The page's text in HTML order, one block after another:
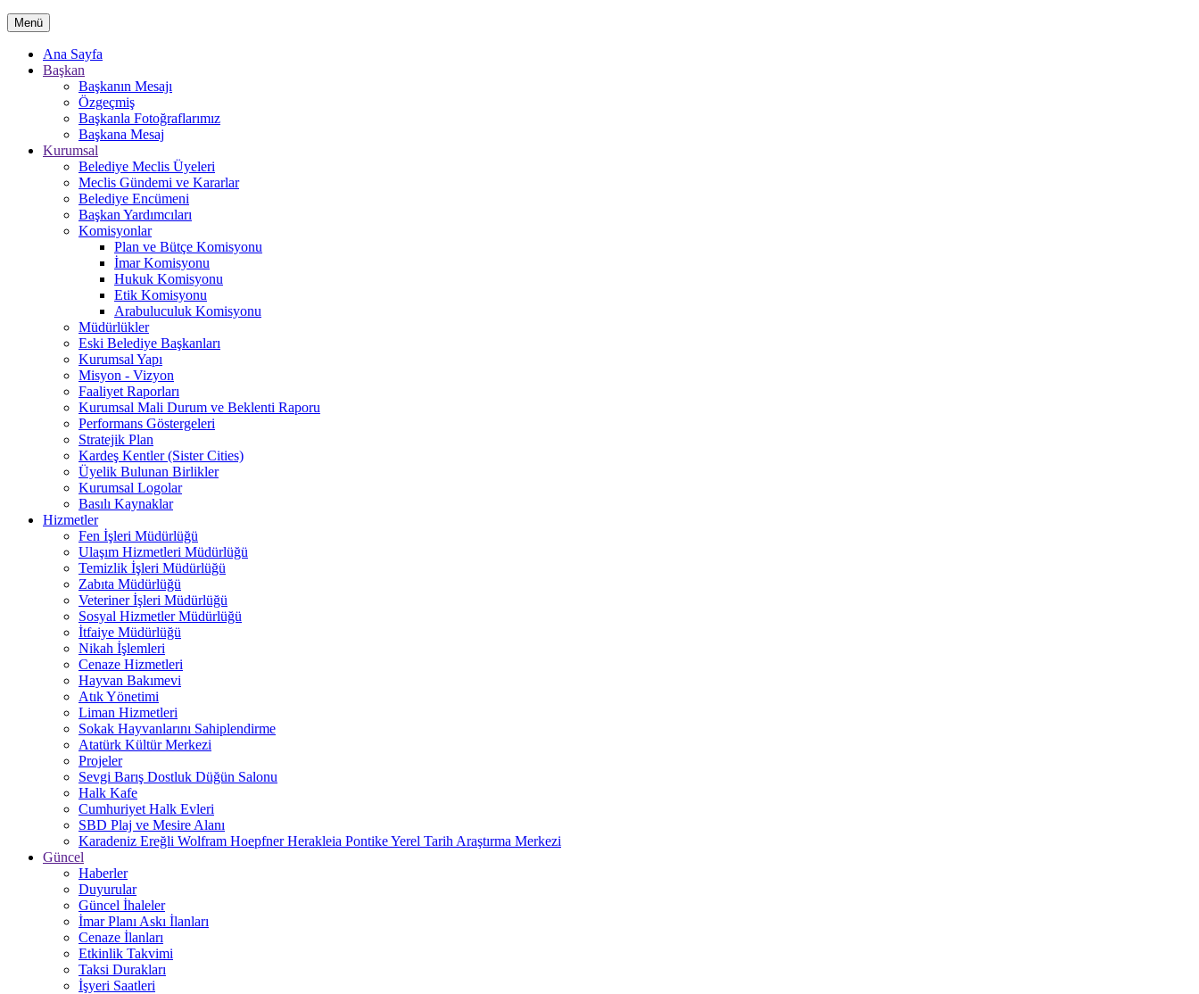
Menü
Ana Sayfa
Başkan
Başkanın Mesajı
Özgeçmiş
Başkanla Fotoğraflarımız
Başkana Mesaj
Kurumsal
Belediye Meclis Üyeleri
Meclis Gündemi ve Kararlar
Belediye Encümeni
Başkan Yardımcıları
Komisyonlar
Plan ve Bütçe Komisyonu
İmar Komisyonu
Hukuk Komisyonu
Etik Komisyonu
Arabuluculuk Komisyonu
Müdürlükler
Eski Belediye Başkanları
Kurumsal Yapı
Misyon - Vizyon
Faaliyet Raporları
Kurumsal Mali Durum ve Beklenti Raporu
Performans Göstergeleri
Stratejik Plan
Kardeş Kentler (Sister Cities)
Üyelik Bulunan Birlikler
Kurumsal Logolar
Basılı Kaynaklar
Hizmetler
Fen İşleri Müdürlüğü
Ulaşım Hizmetleri Müdürlüğü
Temizlik İşleri Müdürlüğü
Zabıta Müdürlüğü
Veteriner İşleri Müdürlüğü
Sosyal Hizmetler Müdürlüğü
İtfaiye Müdürlüğü
Nikah İşlemleri
Cenaze Hizmetleri
Hayvan Bakımevi
Atık Yönetimi
Liman Hizmetleri
Sokak Hayvanlarını Sahiplendirme
Atatürk Kültür Merkezi
Projeler
Sevgi Barış Dostluk Düğün Salonu
Halk Kafe
Cumhuriyet Halk Evleri
SBD Plaj ve Mesire Alanı
Karadeniz Ereğli Wolfram Hoepfner Herakleia Pontike Yerel Tarih Araştırma Merkezi
Güncel
Haberler
Duyurular
Güncel İhaleler
İmar Planı Askı İlanları
Cenaze İlanları
Etkinlik Takvimi
Taksi Durakları
İşyeri Saatleri